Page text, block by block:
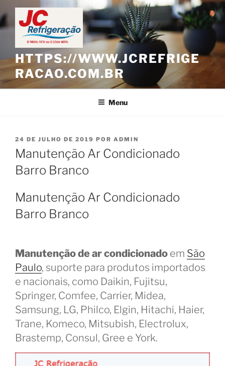
Pular
para
o
conteúdo
HTTPS://WWW.JCREFRIGE
RACAO.COM.BR
Menu
PUBLICADO
EM
24 DE JULHO DE 2019 POR ADMIN
Manutenção Ar Condicionado
Barro Branco
Manutenção Ar Condicionado
Barro Branco
Manutenção de ar condicionado em São
Paulo, suporte para produtos importados
e nacionais, como Daikin, Fujitsu,
Springer, Comfee, Carrier, Midea,
Samsung, LG, Philco, Elgin, Hitachi, Haier,
Trane, Komeco, Mitsubish, Electrolux,
Brastemp, Consul, Gree e York.